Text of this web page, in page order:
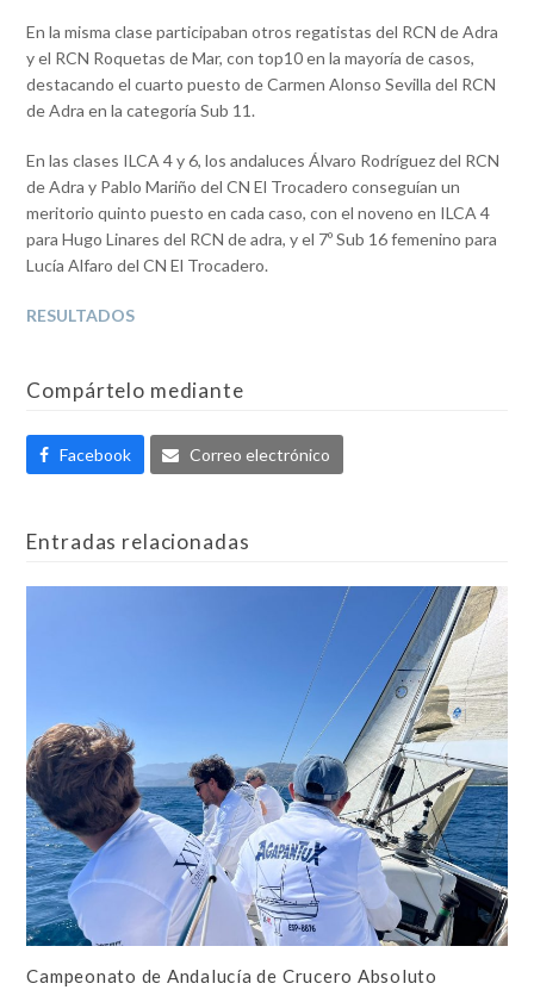
En la misma clase participaban otros regatistas del RCN de Adra
y el RCN Roquetas de Mar, con top10 en la mayoría de casos,
destacando el cuarto puesto de Carmen Alonso Sevilla del RCN
de Adra en la categoría Sub 11.
En las clases ILCA 4 y 6, los andaluces Álvaro Rodríguez del RCN
de Adra y Pablo Mariño del CN El Trocadero conseguían un
meritorio quinto puesto en cada caso, con el noveno en ILCA 4
para Hugo Linares del RCN de adra, y el 7º Sub 16 femenino para
Lucía Alfaro del CN El Trocadero.
RESULTADOS
Compártelo mediante
Facebook Correo electrónico
Entradas relacionadas
Campeonato de Andalucía de Crucero Absoluto